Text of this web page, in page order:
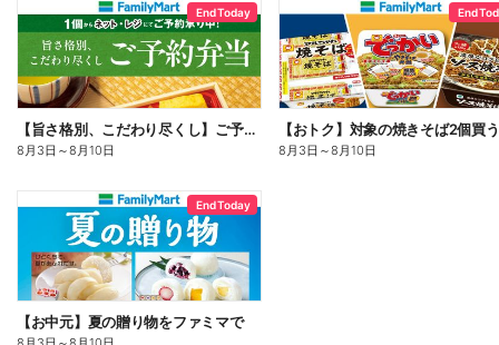
End Today
【旨さ格別、こだわり尽くし】ご予約弁当
8月3日 ～8月10日
End
8月3日 ～8月10日
End Today
【お中元】夏の贈り物をファミマで